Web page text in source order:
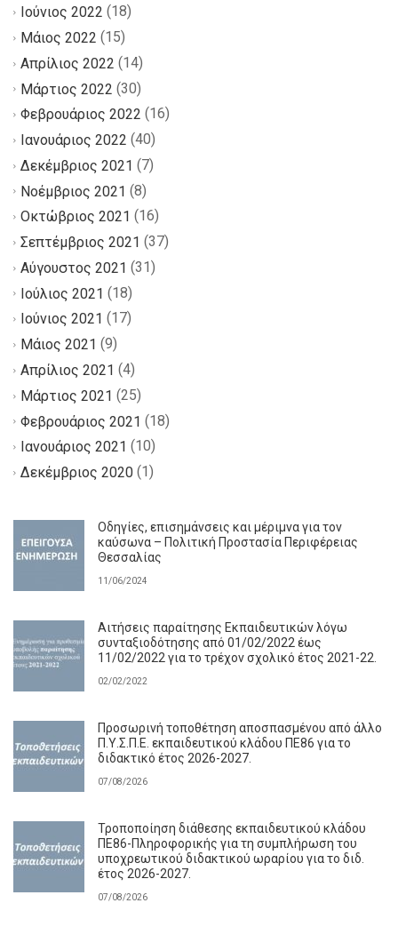
Ιούνιος 2022 (18)
Μάιος 2022 (15)
Απρίλιος 2022 (14)
Μάρτιος 2022 (30)
Φεβρουάριος 2022 (16)
Ιανουάριος 2022 (40)
Δεκέμβριος 2021 (7)
Νοέμβριος 2021 (8)
Οκτώβριος 2021 (16)
Σεπτέμβριος 2021 (37)
Αύγουστος 2021 (31)
Ιούλιος 2021 (18)
Ιούνιος 2021 (17)
Μάιος 2021 (9)
Απρίλιος 2021 (4)
Μάρτιος 2021 (25)
Φεβρουάριος 2021 (18)
Ιανουάριος 2021 (10)
Δεκέμβριος 2020 (1)
Οδηγίες, επισημάνσεις και μέριμνα για τον
καύσωνα – Πολιτική Προστασία Περιφέρειας
Θεσσαλίας
11/06/2024
Αιτήσεις παραίτησης Εκπαιδευτικών λόγω
συνταξιοδότησης από 01/02/2022 έως
11/02/2022 για το τρέχον σχολικό έτος 2021-22.
02/02/2022
Προσωρινή τοποθέτηση αποσπασμένου από άλλο
Π.Υ.Σ.Π.Ε. εκπαιδευτικού κλάδου ΠΕ86 για το
διδακτικό έτος 2026-2027.
07/08/2026
Τροποποίηση διάθεσης εκπαιδευτικού κλάδου
ΠΕ86-Πληροφορικής για τη συμπλήρωση του
υποχρεωτικού διδακτικού ωραρίου για το διδ.
έτος 2026-2027.
07/08/2026